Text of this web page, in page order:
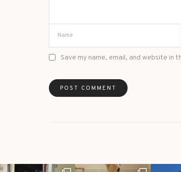
Save my name, email, and website in